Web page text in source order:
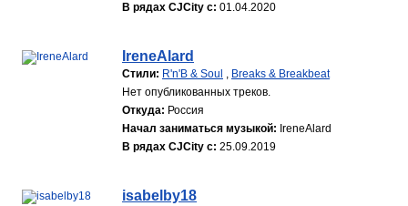
В рядах CJCity с: 01.04.2020
IreneAlard
Стили: R'n'B & Soul , Breaks & Breakbeat
Нет опубликованных треков.
Откуда: Россия
Начал заниматься музыкой: IreneAlard
В рядах CJCity с: 25.09.2019
isabelby18